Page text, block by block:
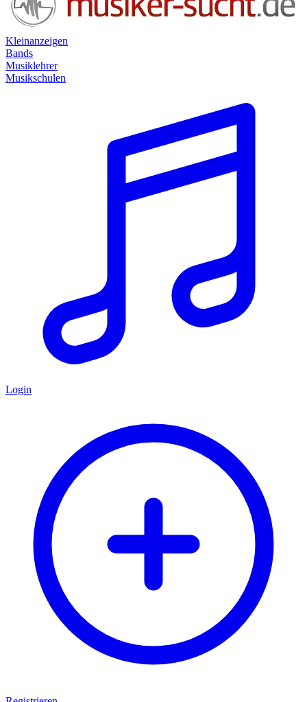
Kleinanzeigen
Bands
Musiklehrer
Musikschulen
Login